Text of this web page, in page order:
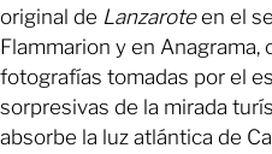
original de Lanzaroteen el
Flammarion y en
fotografías tomadas por el
sorpresivas de la mirada
absorbe la luz atlántica de